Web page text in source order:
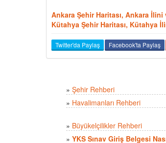
Ankara Şehir Haritası, Ankara
Kütahya Şehir Haritası, Kütahya
Twitter'da Paylaş Facebook'ta Paylaş
» Şehir Rehberi
» Havalimanları Rehberi
» Büyükelçilikler Rehberi
» YKS Sınav Giriş Belgesi